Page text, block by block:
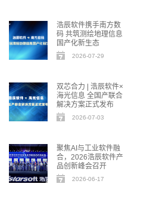
浩辰软件携手南方数
码 共筑测绘地理信息
国产化新生态
2026-07-29
双芯合力 | 浩辰软件×
海光信息 全国产联合
解决方案正式发布
2026-07-03
聚焦AI与工业软件融
合，2026浩辰软件产
品创新峰会召开
2026-06-17